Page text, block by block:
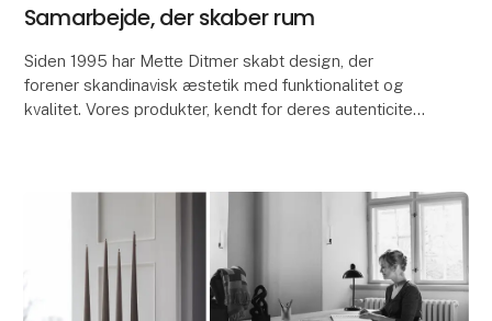
Samarbejde, der skaber rum
Siden 1995 har Mette Ditmer skabt design, der
forener skandinavisk æstetik med funktionalitet og
kvalitet. Vores produkter, kendt for deres autenticitet